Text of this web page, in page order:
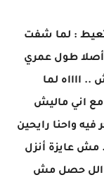
: لما شفت
طول عمري
ااااه لما
اني ماليش
واحنا رايحين
مش عايزة أنزل
الل حصل مش